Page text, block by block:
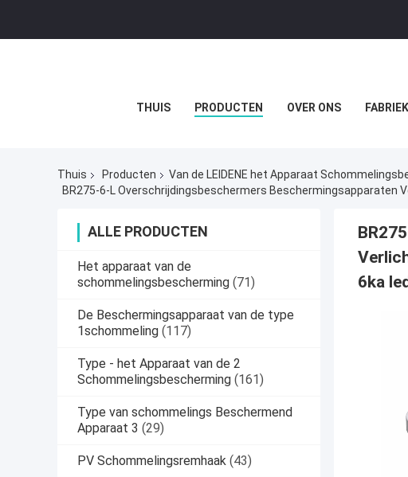
THUIS PRODUCTEN OVER ONS
Thuis Producten
Van de LEIDENE het Apparaat
ALLE PRODUCTEN
Het apparaat van de
schommelingsbescherming (71)
De Beschermingsapparaat van de type
1schommeling (117)
Type - het Apparaat van de 2
Schommelingsbescherming (161)
Type van schommelings Beschermend
Apparaat 3 (29)
PV Schommelingsremhaak (43)
6ka